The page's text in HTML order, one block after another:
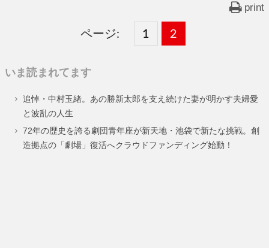
print
ページ:
固
ー
ジ
1 ,
固
ー
ジ
2
いま読まれてます
追悼・中村玉緒。あの勝新太郎を支え続けた妻が明かす夫婦愛
と波乱の人生
72年の歴史を誇る劇団青年座が新天地・池袋で新たな挑戦。創
造拠点の「劇場」復活へクラウドファンディング始動！